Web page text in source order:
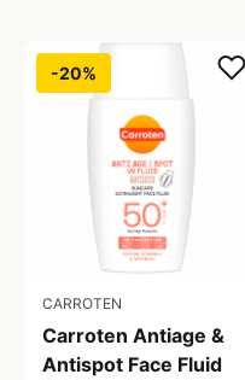
-20%
CARROTEN
Carroten Antiage &
Antispot Face Fluid